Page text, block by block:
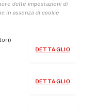
delle impostazioni di
in assenza di cookie
DETTAGLIO
DETTAGLIO